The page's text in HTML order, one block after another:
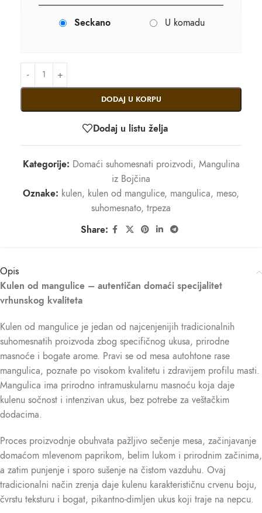
Seckano U komadu
DODAJ U KORPU
Dodaj u listu želja
Kategorije: Domaći suhomesnati proizvodi, Mangulina
iz Bojčina
Oznake: kulen, kulen od mangulice, mangulica, meso,
suhomesnato, trpeza
Share:
Opis
Kulen od mangulice – autentičan domaći specijalitet
vrhunskog kvaliteta
Kulen od mangulice je jedan od najcenjenijih tradicionalnih
suhomesnatih proizvoda zbog specifičnog ukusa, prirodne
masnoće i bogate arome. Pravi se od mesa autohtone rase
mangulica, poznate po visokom kvalitetu i zdravijem profilu masti.
Mangulica ima prirodno intramuskularnu masnoću koja daje
kulenu sočnost i intenzivan ukus, bez potrebe za veštačkim
dodacima.
Proces proizvodnje obuhvata pažljivo sečenje mesa, začinjavanje
domaćom mlevenom paprikom, belim lukom i prirodnim začinima,
a zatim punjenje i sporo sušenje na čistom vazduhu. Ovaj
tradicionalni način zrenja daje kulenu karakterističnu crvenu boju,
čvrstu teksturu i bogat, pikantno-dimljen ukus koji traje na nepcu.